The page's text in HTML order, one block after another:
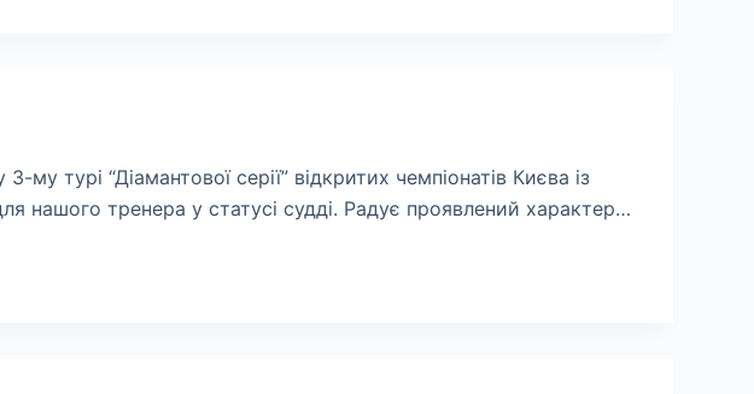
турі “Діамантової серії” відкритих чемпіонатів Києва із
нашого тренера у статусі судді. Радує проявлений характер…